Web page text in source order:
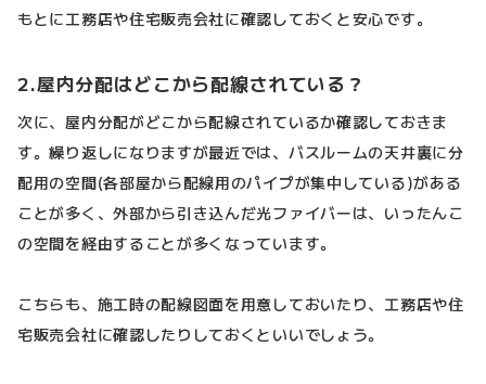
もとに工務店や住宅販売会社に確認しておくと安心です。
2.屋内分配はどこから配線されている？
次に、屋内分配がどこから配線されているか確認しておきま
す。繰り返しになりますが最近では、バスルームの天井裏に分
配用の空間(各部屋から配線用のパイプが集中している)がある
ことが多く、外部から引き込んだ光ファイバーは、いったんこ
の空間を経由することが多くなっています。
こちらも、施工時の配線図面を用意しておいたり、工務店や住
宅販売会社に確認したりしておくといいでしょう。